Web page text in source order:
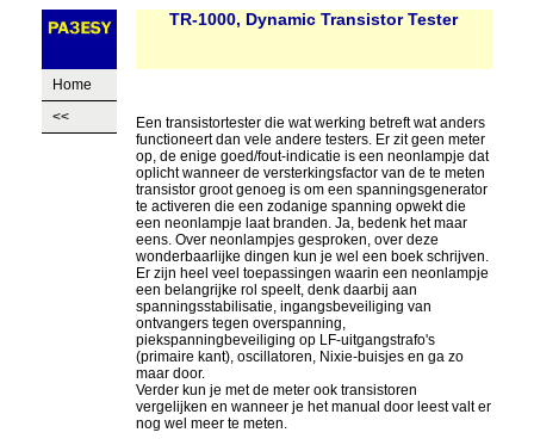
TR-1000, Dynamic Transistor Tester
Home
<<
Een transistortester die wat werking betreft wat anders
functioneert dan vele andere testers. Er zit geen meter
op, de enige goed/fout-indicatie is een neonlampje dat
oplicht wanneer de versterkingsfactor van de te meten
transistor groot genoeg is om een spanningsgenerator
te activeren die een zodanige spanning opwekt die
een neonlampje laat branden. Ja, bedenk het maar
eens. Over neonlampjes gesproken, over deze
wonderbaarlijke dingen kun je wel een boek schrijven.
Er zijn heel veel toepassingen waarin een neonlampje
een belangrijke rol speelt, denk daarbij aan
spanningsstabilisatie, ingangsbeveiliging van
ontvangers tegen overspanning,
piekspanningbeveiliging op LF-uitgangstrafo's
(primaire kant), oscillatoren, Nixie-buisjes en ga zo
maar door.
Verder kun je met de meter ook transistoren
vergelijken en wanneer je het manual door leest valt er
nog wel meer te meten.